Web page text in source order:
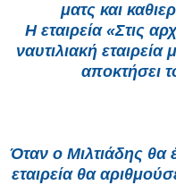
ματς και
Η εταιρεία «Στις
ναυτιλιακή
αποκτήσει
Όταν ο Μιλτιάδης θα
εταιρεία θα